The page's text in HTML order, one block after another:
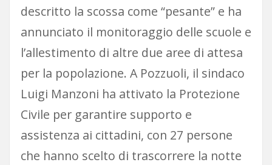
descritto la scossa come “pesante” e ha
annunciato il monitoraggio delle scuole e
l’allestimento di altre due aree di attesa
per la popolazione. A Pozzuoli, il sindaco
Luigi Manzoni ha attivato la Protezione
Civile per garantire supporto e
assistenza ai cittadini, con 27 persone
che hanno scelto di trascorrere la notte